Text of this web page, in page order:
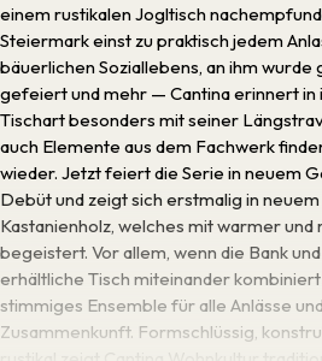
einem rustikalen Jogltisch
Steiermark einst zu praktisch jedem
bäuerlichen Soziallebens, an ihm wurde
gefeiert und mehr — Cantina erinnert in
Tischart besonders mit seiner
auch Elemente aus dem Fachwerk
wieder. Jetzt feiert die Serie in neuem
Debüt und zeigt sich erstmalig in
Kastanienholz, welches mit warmer und
begeistert. Vor allem, wenn die Bank
erhältliche Tisch miteinander
stimmiges Ensemble für alle Anlässe
Zusammenkunft. Formschlüssig,